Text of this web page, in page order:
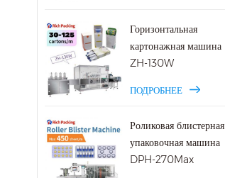
Горизонтальная
картонажная машина
ZH-130W
ПОДРОБНЕЕ
Роликовая блистерная
упаковочная машина
DPH-270Max